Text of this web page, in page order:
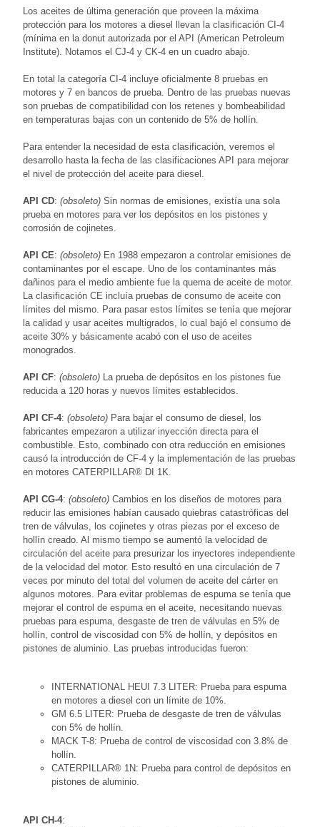
Los aceites de última generación que proveen la máxima
protección para los motores a diesel llevan la clasificación CI-4
(mínima en la donut autorizada por el API (American Petroleum
Institute). Notamos el CJ-4 y CK-4 en un cuadro abajo.
En total la categoría CI-4 incluye oficialmente 8 pruebas en
motores y 7 en bancos de prueba. Dentro de las pruebas nuevas
son pruebas de compatibilidad con los retenes y bombeabilidad
en temperaturas bajas con un contenido de 5% de hollín.
Para entender la necesidad de esta clasificación, veremos el
desarrollo hasta la fecha de las clasificaciones API para mejorar
el nivel de protección del aceite para diesel.
API CD: (obsoleto) Sin normas de emisiones, existía una sola
prueba en motores para ver los depósitos en los pistones y
corrosión de cojinetes.
API CE: (obsoleto) En 1988 empezaron a controlar emisiones de
contaminantes por el escape. Uno de los contaminantes más
dañinos para el medio ambiente fue la quema de aceite de motor.
La clasificación CE incluía pruebas de consumo de aceite con
límites del mismo. Para pasar estos límites se tenía que mejorar
la calidad y usar aceites multigrados, lo cual bajó el consumo de
aceite 30% y básicamente acabó con el uso de aceites
monogrados.
API CF: (obsoleto) La prueba de depósitos en los pistones fue
reducida a 120 horas y nuevos límites establecidos.
API CF-4: (obsoleto) Para bajar el consumo de diesel, los
fabricantes empezaron a utilizar inyección directa para el
combustible. Esto, combinado con otra reducción en emisiones
causó la introducción de CF-4 y la implementación de las pruebas
en motores CATERPILLAR® DI 1K.
API CG-4: (obsoleto) Cambios en los diseños de motores para
reducir las emisiones habían causado quiebras catastróficas del
tren de válvulas, los cojinetes y otras piezas por el exceso de
hollín creado. Al mismo tiempo se aumentó la velocidad de
circulación del aceite para presurizar los inyectores independiente
de la velocidad del motor. Esto resultó en una circulación de 7
veces por minuto del total del volumen de aceite del cárter en
algunos motores. Para evitar problemas de espuma se tenía que
mejorar el control de espuma en el aceite, necesitando nuevas
pruebas para espuma, desgaste de tren de válvulas en 5% de
hollín, control de viscosidad con 5% de hollín, y depósitos en
pistones de aluminio. Las pruebas introducidas fueron:
INTERNATIONAL HEUI 7.3 LITER: Prueba para espuma
en motores a diesel con un límite de 10%.
GM 6.5 LITER: Prueba de desgaste de tren de válvulas
con 5% de hollín.
MACK T-8: Prueba de control de viscosidad con 3.8% de
hollín.
CATERPILLAR® 1N: Prueba para control de depósitos en
pistones de aluminio.
API CH-4: